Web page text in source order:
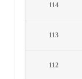
114
113
112